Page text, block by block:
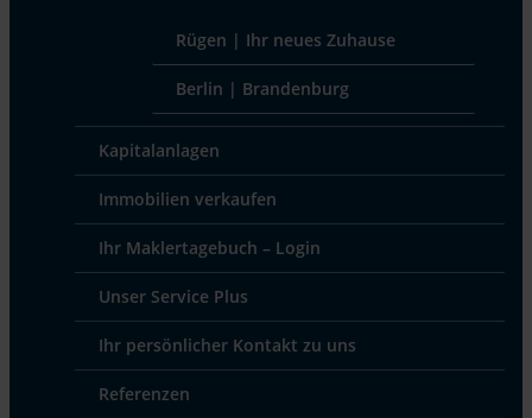
Rügen | Ihr neues Zuhause
Berlin | Brandenburg
Kapitalanlagen
Immobilien verkaufen
Ihr Maklertagebuch – Login
Unser Service Plus
Ihr persönlicher Kontakt zu uns
Referenzen